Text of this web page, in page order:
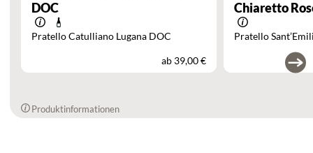
DOC
Pratello Catulliano Lugana DOC
ab 39,00 €
Chiaretto
Pratello
Produktinformationen